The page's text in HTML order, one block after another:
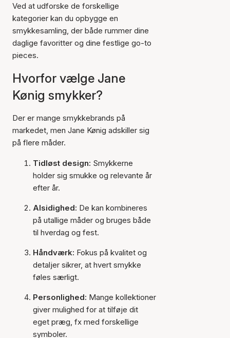
Ved at udforske de forskellige
kategorier kan du opbygge en
smykkesamling, der både rummer dine
daglige favoritter og dine festlige go-to
pieces.
Hvorfor vælge Jane
Kønig smykker?
Der er mange smykkebrands på
markedet, men Jane Kønig adskiller sig
på flere måder.
Tidløst design: Smykkerne
holder sig smukke og relevante år
efter år.
Alsidighed: De kan kombineres
på utallige måder og bruges både
til hverdag og fest.
Håndværk: Fokus på kvalitet og
detaljer sikrer, at hvert smykke
føles særligt.
Personlighed: Mange kollektioner
giver mulighed for at tilføje dit
eget præg, fx med forskellige
symboler.